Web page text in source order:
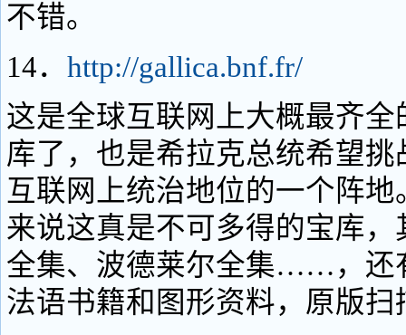
不错。
14． http://gallica.bnf.fr/
这是全球互联网上大概最齐
库了，也是希拉克总统希望
互联网上统治地位的一个阵
来说这真是不可多得的宝库
全集、波德莱尔全集……，还
法语书籍和图形资料，原版